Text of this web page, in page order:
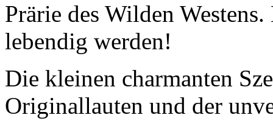
Prärie des Wilden
lebendig werden!
Die kleinen charmanten
Originallauten und der